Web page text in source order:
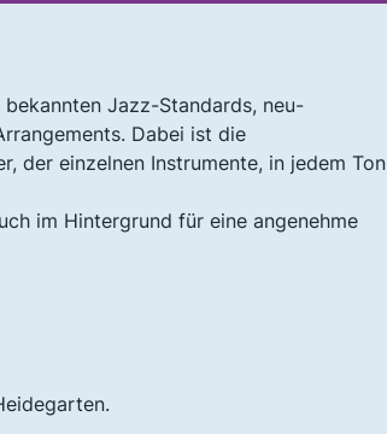
Jazz-Standards, neu-
Dabei ist die
der einzelnen Instrumente, in jedem Ton
im Hintergrund für eine angenehme